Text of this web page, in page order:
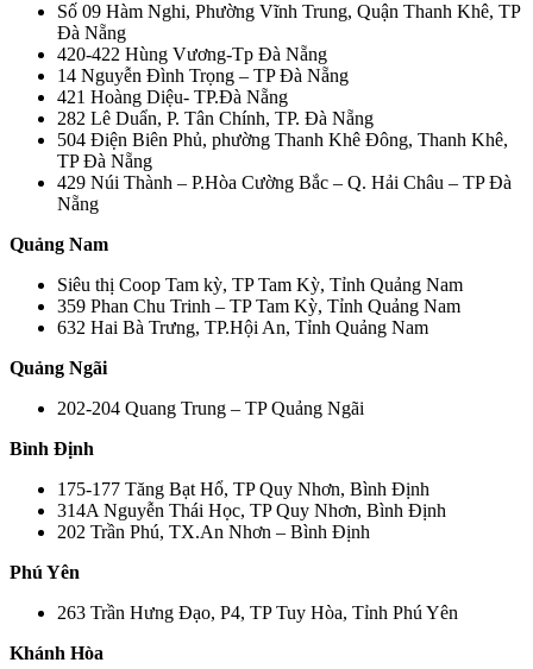
Số 09 Hàm Nghi, Phường Vĩnh Trung, Quận Thanh Khê, TP
Đà Nẵng
420-422 Hùng Vương-Tp Đà Nẵng
14 Nguyễn Đình Trọng – TP Đà Nẵng
421 Hoàng Diệu- TP.Đà Nẵng
282 Lê Duẩn, P. Tân Chính, TP. Đà Nẵng
504 Điện Biên Phủ, phường Thanh Khê Đông, Thanh Khê,
TP Đà Nẵng
429 Núi Thành – P.Hòa Cường Bắc – Q. Hải Châu – TP Đà
Nẵng
Quảng Nam
Siêu thị Coop Tam kỳ, TP Tam Kỳ, Tỉnh Quảng Nam
359 Phan Chu Trinh – TP Tam Kỳ, Tỉnh Quảng Nam
632 Hai Bà Trưng, TP.Hội An, Tỉnh Quảng Nam
Quảng Ngãi
202-204 Quang Trung – TP Quảng Ngãi
Bình Định
175-177 Tăng Bạt Hổ, TP Quy Nhơn, Bình Định
314A Nguyễn Thái Học, TP Quy Nhơn, Bình Định
202 Trần Phú, TX.An Nhơn – Bình Định
Phú Yên
263 Trần Hưng Đạo, P4, TP Tuy Hòa, Tỉnh Phú Yên
Khánh Hòa